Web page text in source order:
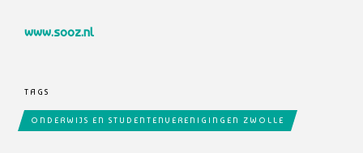
www.sooz.nl
TAGS
ONDERWIJS EN STUDENTENVERENIGINGEN ZWOLLE